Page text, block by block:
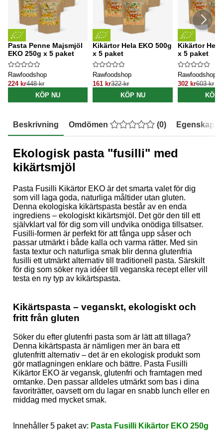
Pasta Penne Majsmjöl
EKO 250g x 5 paket
Rawfoodshop
224 kr448 kr
KÖP NU
Kikärtor Hela EKO 500g
x 5 paket
Rawfoodshop
161 kr322 kr
KÖP NU
Kikärtor Hela
x 5 paket
Rawfoodshop
302 kr603 kr
KÖP
Beskrivning Omdömen (0) Egenskaper
Ekologisk pasta "fusilli" med
kikärtsmjöl
Pasta Fusilli Kikärtor EKO är det smarta valet för dig
som vill laga goda, naturliga måltider utan gluten.
Denna ekologiska kikärtspasta består av en enda
ingrediens – ekologiskt kikärtsmjöl. Det gör den till ett
självklart val för dig som vill undvika onödiga tillsatser.
Fusilli-formen är perfekt för att fånga upp såser och
passar utmärkt i både kalla och varma rätter. Med sin
fasta textur och naturliga smak blir denna glutenfria
fusilli ett utmärkt alternativ till traditionell pasta. Särskilt
för dig som söker nya idéer till veganska recept eller vill
testa en ny typ av kikärtspasta.
Kikärtspasta – veganskt, ekologiskt och
fritt från gluten
Söker du efter glutenfri pasta som är lätt att tillaga?
Denna kikärtspasta är nämligen mer än bara ett
glutenfritt alternativ – det är en ekologisk produkt som
gör matlagningen enklare och bättre. Pasta Fusilli
Kikärtor EKO är vegansk, glutenfri och framtagen med
omtanke. Den passar alldeles utmärkt som bas i dina
favoriträtter, oavsett om du lagar en snabb lunch eller en
middag med mycket smak.
Innehåller 5 paket av: Pasta Fusilli Kikärtor EKO 250g